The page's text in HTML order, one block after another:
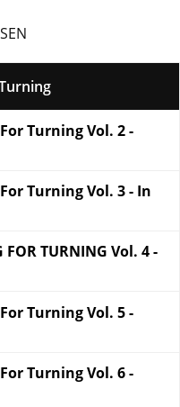
Turning Vol. 2 -
Turning Vol. 3 - In
FOR TURNING Vol. 4 -
Turning Vol. 5 -
Turning Vol. 6 -